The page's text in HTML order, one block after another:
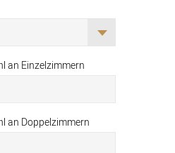
an Einzelzimmern
an Doppelzimmern